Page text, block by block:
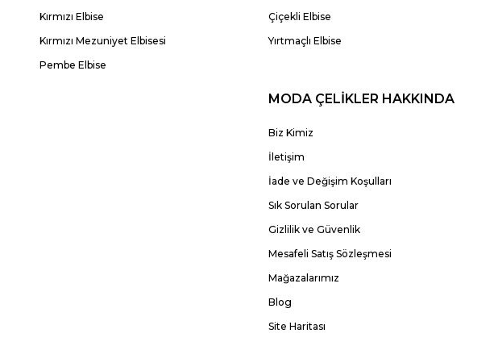
Kırmızı Elbise
Kırmızı Mezuniyet Elbisesi
Pembe Elbise
Çiçekli Elbise
Yırtmaçlı Elbise
MODA ÇELİKLER HAKKINDA
Biz Kimiz
İletişim
İade ve Değişim Koşulları
Sık Sorulan Sorular
Gizlilik ve Güvenlik
Mesafeli Satış Sözleşmesi
Mağazalarımız
Blog
Site Haritası